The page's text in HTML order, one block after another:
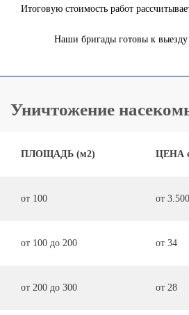
Итоговую стоимость работ
Наши бригады готовы к выезду
Уничтожение
ПЛОЩАДЬ (м2) ЦЕНА
от 100 от 3.500
от 100 до 200 от 34
от 200 до 300 от 28